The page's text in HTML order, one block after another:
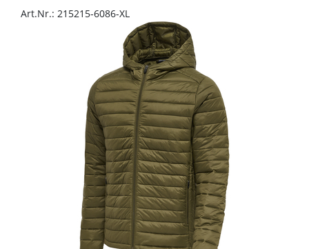
Art.Nr.: 215215-6086-XL